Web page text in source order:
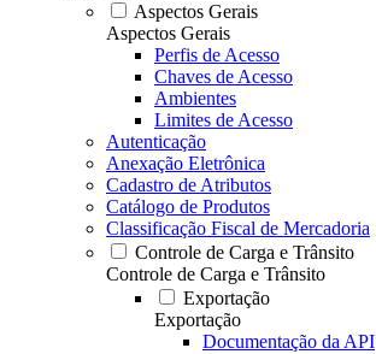
Aspectos Gerais
Aspectos Gerais
Perfis de Acesso
Chaves de Acesso
Ambientes
Limites de Acesso
Autenticação
Anexação Eletrônica
Cadastro de Atributos
Catálogo de Produtos
Classificação Fiscal de Mercadoria
Controle de Carga e Trânsito
Controle de Carga e Trânsito
Exportação
Exportação
Documentação da API